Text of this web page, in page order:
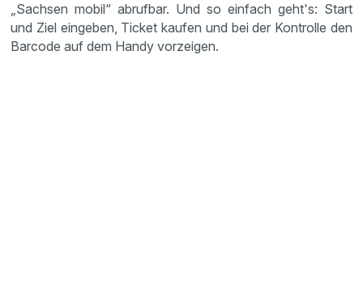
„Sachsen mobil“ abrufbar. Und so einfach geht's: Start
und Ziel eingeben, Ticket kaufen und bei der Kontrolle den
Barcode auf dem Handy vorzeigen.